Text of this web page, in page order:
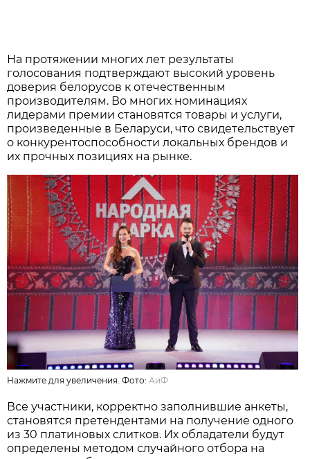
На протяжении многих лет результаты
голосования подтверждают высокий уровень
доверия белорусов к отечественным
производителям. Во многих номинациях
лидерами премии становятся товары и услуги,
произведенные в Беларуси, что свидетельствует
о конкурентоспособности локальных брендов и
их прочных позициях на рынке.
Нажмите для увеличения. Фото: АиФ
Все участники, корректно заполнившие анкеты,
становятся претендентами на получение одного
из 30 платиновых слитков. Их обладатели будут
определены методом случайного отбора на